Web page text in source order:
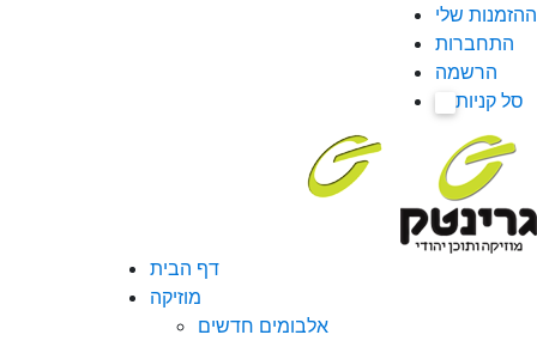
ההזמנות שלי
התחברות
הרשמה
סל קניות
דף הבית
מוזיקה
אלבומים חדשים